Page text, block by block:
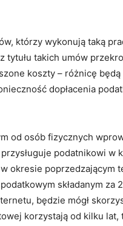
którzy wykonują taką
tytułu takich umów
koszty – różnicę
dopłacenia
od osób fizycznych
podatnikowi w
okresie poprzedzającym
składanym za
będzie mógł
korzystają od kilku lat,